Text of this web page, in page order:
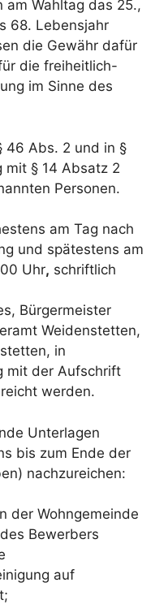
Wahltag das 25.,
68. Lebensjahr
die Gewähr dafür
die freiheitlich-
im Sinne des
46 Abs. 2 und in §
mit § 14 Absatz 2
Personen.
am Tag nach
und spätestens am
Uhr, schriftlich
Bürgermeister
Weidenstetten,
in
mit der Aufschrift
werden.
Unterlagen
bis zum Ende der
nachzureichen:
der Wohngemeinde
Bewerbers
auf